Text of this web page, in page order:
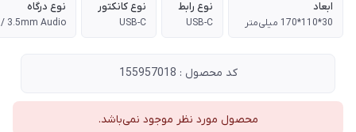
ابعاد
30*110*170 میلی‌متر
نوع رابط
USB-C
نوع کانکتور
USB-C
نوع درگاه
/ 3.5mm Audio
کد محصول : 155957018
محصول مورد نظر موجود نمی‌باشد.